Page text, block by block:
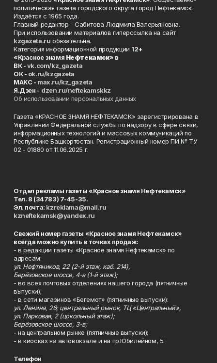
политическая газета городского округа город Нефтекамск.
Издаётся с 1965 года.
Главный редактор - Сабитова Людмила Валерьяновна.
При использовании материалов гиперссылка на сайт
kzgazeta.ru обязательна.
Категория информационной продукции 12+
«Красное знамя Нефтекамск» в
ВК -vk.com/kz_gazeta
ОК - ok.ru/kzgazeta
MAKC - max.ru/kz_gazeta
Я.Дзен - dzen.ru/neftekamskkz
Об использовании персональных данных
Газета «КРАСНОЕ ЗНАМЯ НЕФТЕКАМСК» зарегистрирована в
Управлении Федеральной службы по надзору в сфере связи,
информационных технологий и массовых коммуникаций по
Республике Башкортостан. Регистрационный номер ПИ № ТУ
02 - 01880 от 11.06.2025 г.
Отдел рекламы газеты «Красное знамя Нефтекамск»
Тел. 8 (34783) 7-45-35.
Эл. почта: kzreklama@mail.ru
kzneftekamsk@yandex.ru
Свежий номер газеты «Красное знамя Нефтекамск»
всегда можно купить в точках продаж:
- в редакции газеты «Красное знамя Нефтекамск» по
адресам:
ул. Нефтяников, 22 (2-й этаж, каб. 214),
Берёзовское шоссе, 4-а (1-й этаж);
- во всех почтовых отделениях нашего города (пятничные
выпуски);
- в сети магазинов «Бегемот» (пятничные выпуски):
ул. Ленина, 26; центральный рынок, ТЦ «Центральный»,
ул. Парковая, 2 (цокольный этаж);
Берёзовское шоссе, 3-в;
- на центральном рынке (пятничные выпуски);
- в киосках на автовокзале и на пр.Юбилейном, 5.
Телефон